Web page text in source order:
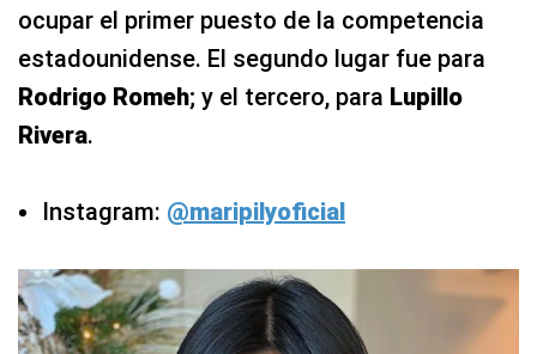
ocupar el primer puesto de la competencia
estadounidense. El segundo lugar fue para
Rodrigo Romeh; y el tercero, para Lupillo
Rivera.
Instagram: @maripilyoficial